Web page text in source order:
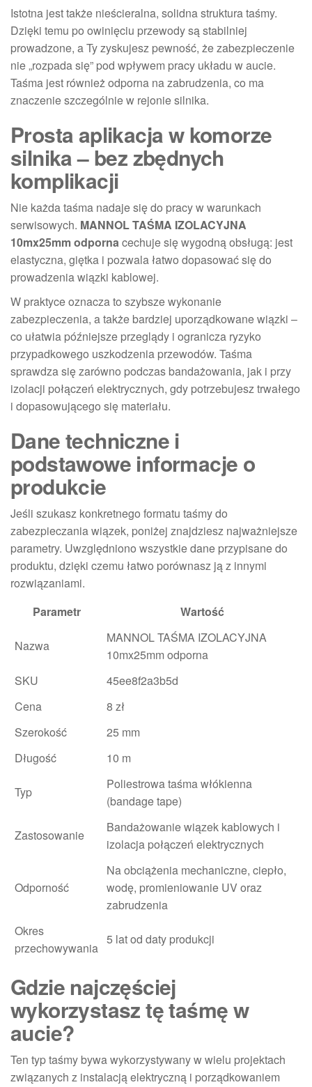
Istotna jest także nieścieralna, solidna struktura taśmy.
Dzięki temu po owinięciu przewody są stabilniej
prowadzone, a Ty zyskujesz pewność, że zabezpieczenie
nie „rozpada się” pod wpływem pracy układu w aucie.
Taśma jest również odporna na zabrudzenia, co ma
znaczenie szczególnie w rejonie silnika.
Prosta aplikacja w komorze
silnika – bez zbędnych
komplikacji
Nie każda taśma nadaje się do pracy w warunkach
serwisowych. MANNOL TAŚMA IZOLACYJNA
10mx25mm odpornacechuje się wygodną obsługą: jest
elastyczna, giętka i pozwala łatwo dopasować się do
prowadzenia wiązki kablowej.
W praktyce oznacza to szybsze wykonanie
zabezpieczenia, a także bardziej uporządkowane wiązki –
co ułatwia późniejsze przeglądy i ogranicza ryzyko
przypadkowego uszkodzenia przewodów. Taśma
sprawdza się zarówno podczas bandażowania, jak i przy
izolacji połączeń elektrycznych, gdy potrzebujesz trwałego
i dopasowującego się materiału.
Dane techniczne i
podstawowe informacje o
produkcie
Jeśli szukasz konkretnego formatu taśmy do
zabezpieczania wiązek, poniżej znajdziesz najważniejsze
parametry. Uwzględniono wszystkie dane przypisane do
produktu, dzięki czemu łatwo porównasz ją z innymi
rozwiązaniami.
Parametr
Wartość
Nazwa
MANNOL TAŚMA IZOLACYJNA
10mx25mm odporna
SKU
45ee8f2a3b5d
Cena
8 zł
Szerokość
25 mm
Długość
10 m
Typ
Poliestrowa taśma włókienna
(bandage tape)
Zastosowanie
Bandażowanie wiązek kablowych i
izolacja połączeń elektrycznych
Odporność
Na obciążenia mechaniczne, ciepło,
wodę, promieniowanie UV oraz
zabrudzenia
Okres
przechowywania
5 lat od daty produkcji
Gdzie najczęściej
wykorzystasz tę taśmę w
aucie?
Ten typ taśmy bywa wykorzystywany w wielu projektach
związanych z instalacją elektryczną i porządkowaniem